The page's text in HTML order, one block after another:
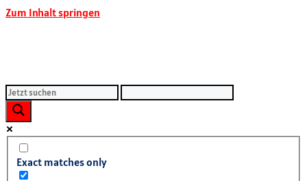
Zum Inhalt springen
Exact matches only